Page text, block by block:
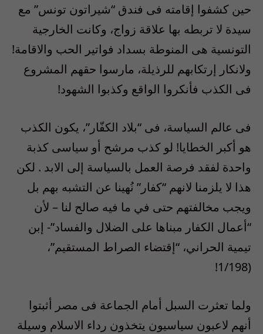
حين كشفوا إقامته فى فندق “شيراتون تونس” مع
سيدة لا تربطه بها علاقة زواج، وكانت الخارجية
التونسية هى المنوطة بسداد فواتير الحب والاقامة!
ولانكار إرتكابهم للرذيلة، مارسوا حقهم المشروع
فى الكذب فأنكروا الواقع وكذبوا الشهود!
فى عالم السياسة، فى “بلاد الكفّار”، يكون الكذب
هو أكبر الخطايا! لو كذب مرشح أو سياسى كذبة
واحدة لفقد فرصة العمل بالسياسة إلى الابد . لكن
هذا لا يلزمنا لانهم “كفار” نُهينا عن التشبه بهم بل
ويجب مخالفتهم حتى في ما فيه صالح لنا – لأن
“أعمال الكفار مبناها على الضلال والفساد”- إبن
تيمية الحراني، “إقتضاء الصراط المستقيم”،
(1/198!
ولما تعثرت السبل أمام الجماعة فى مصر أثبتوا
أنهم لاعبون سياسيون يتخذون رداء الاسلام وسيلة